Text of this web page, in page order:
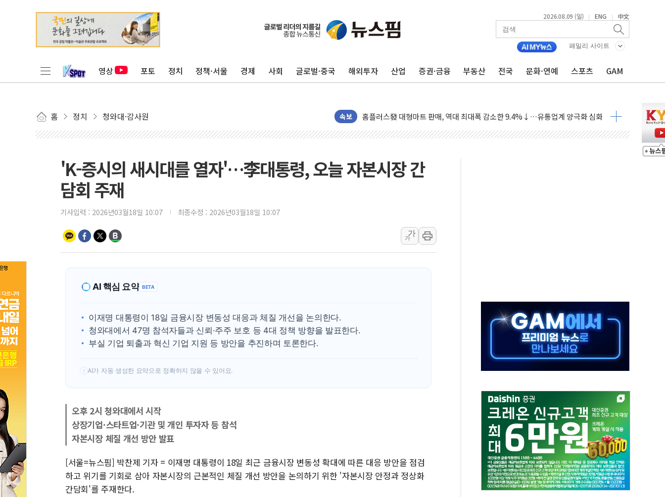
2026.08.09 (일) | ENG | 中文
패밀리 사이트
영상 포토 정치 정책·서울 경제 사회 글로벌·중국 해외투자 산업 증권·금융 부동산 전국 문화·연예 스포츠 GAM
홈 정치 청와대·감사원 속보
정재헌 CEO, SKT 장기고객 400명 맞이…"마음 잇는 시간 되길"
최태원, 노소영에 9440억 지급 확정되나…재상고 앞두고 막판 셈법
인천시 광복절 현수막 '태극기 거꾸로' 논란…이틀만에 철거
윤준병·이해민 의원, '정부 특사'로 콜롬비아 대통령 취임식 참석
'호우·산사태 주의보' 울진 시간당 30mm 강한 비...호우 피해 없어
풀무원재단, '국제과학연극제 2026'서 어린이 과학연극 2편 수상
"AI가 먼저 알아채고 고친다"…LG유플러스, AI 홈네트워크 구현 첫발
삼성전자, 美국립연구소와 영하 30도 극저온 난방기술 개발한다
[인사] 국무조정실·국무총리비서실
롯데백화점, 앰배서더 2기 모집…지역 크리에이터 확대
박형수 의원 '선관위 견제·감독 강화' 2개 법 대표 발의
장동혁, 李 대통령에 "결혼 페널티 만든 건 이 정권…신생아 특례 대출까지 줄여"
'K-증시의 새시대를 열자'…李대통령, 오늘 자본시장 간
담회 주재
기사입력 : 2026년03월18일 10:07 최종수정 : 2026년03월18일 10:07
가
가
AI 핵심 요약 BETA
이재명 대통령이 18일 금융시장 변동성 대응과 체질 개선을 논의한다.
청와대에서 47명 참석자들과 신뢰·주주 보호 등 4대 정책 방향을 발표한다.
부실 기업 퇴출과 혁신 기업 지원 등 방안을 추진하며 토론한다.
! AI가 자동 생성한 요약으로 정확하지 않을 수 있어요.
오후 2시 청와대에서 시작
상장기업·스타트업·기관 및 개인 투자자 등 참석
자본시장 체질 개선 방안 발표
[서울=뉴스핌] 박찬제 기자 = 이재명 대통령이 18일 최근 금융시장 변동성 확대에 따른 대응 방안을 점검
하고 위기를 기회로 삼아 자본시장의 근본적인 체질 개선 방안을 논의하기 위한 '자본시장 안정과 정상화
간담회'를 주재한다.